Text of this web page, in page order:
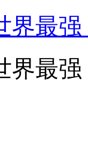
界最强
界最